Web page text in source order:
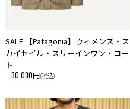
SALE 【Patagonia】ウィメンズ・ス
カイセイル・スリーインワン・コー
ト
30,030円(税込)